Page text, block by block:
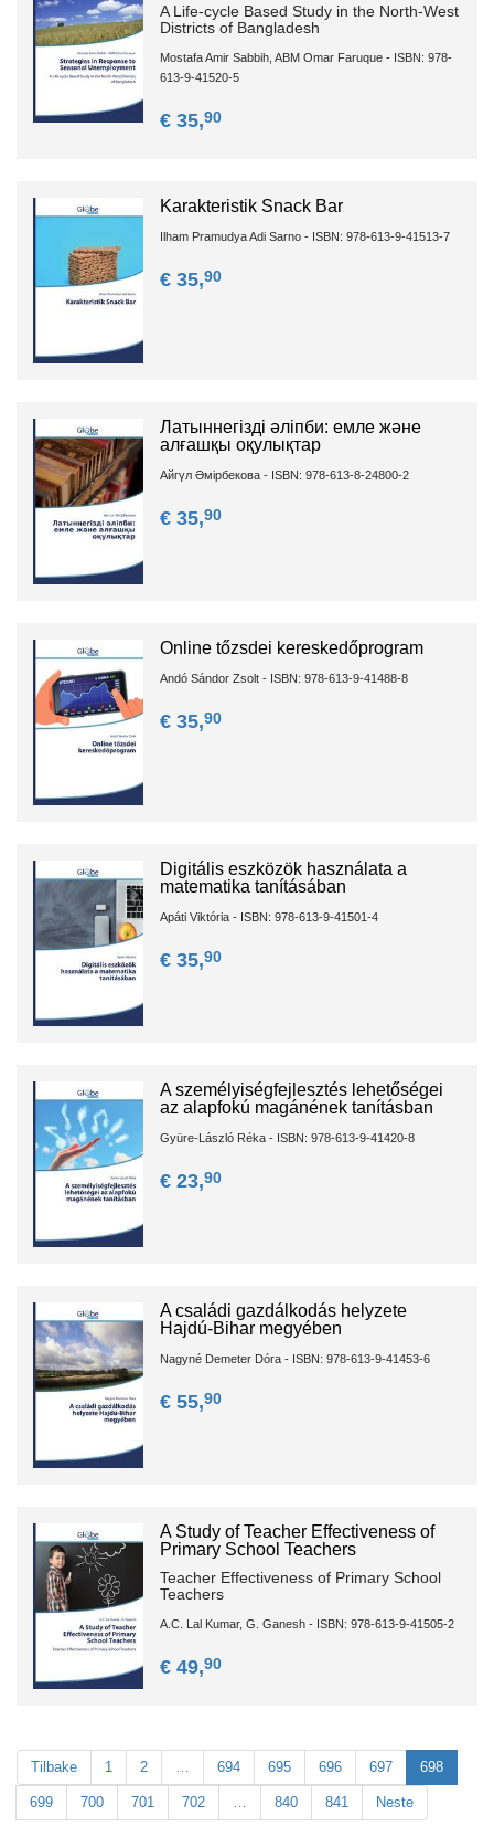
A Life-cycle Based Study in the North-West
Districts of Bangladesh
Mostafa Amir Sabbih, ABM Omar Faruque - ISBN: 978-
613-9-41520-5
€ 35,90
Karakteristik Snack Bar
Ilham Pramudya Adi Sarno - ISBN: 978-613-9-41513-7
€ 35,90
Латыннегізді әліпби: емле және
алғашқы оқулықтар
Айгүл Әмірбекова - ISBN: 978-613-8-24800-2
€ 35,90
Online tőzsdei kereskedőprogram
Andó Sándor Zsolt - ISBN: 978-613-9-41488-8
€ 35,90
Digitális eszközök használata a
matematika tanításában
Apáti Viktória - ISBN: 978-613-9-41501-4
€ 35,90
A személyiségfejlesztés lehetőségei
az alapfokú magánének tanításban
Gyüre-László Réka - ISBN: 978-613-9-41420-8
€ 23,90
A családi gazdálkodás helyzete
Hajdú-Bihar megyében
Nagyné Demeter Dóra - ISBN: 978-613-9-41453-6
€ 55,90
A Study of Teacher Effectiveness of
Primary School Teachers
Teacher Effectiveness of Primary School
Teachers
A.C. Lal Kumar, G. Ganesh - ISBN: 978-613-9-41505-2
€ 49,90
Tilbake 1 2 694 695 696 697 698
699 700 701 702 840 841 Neste